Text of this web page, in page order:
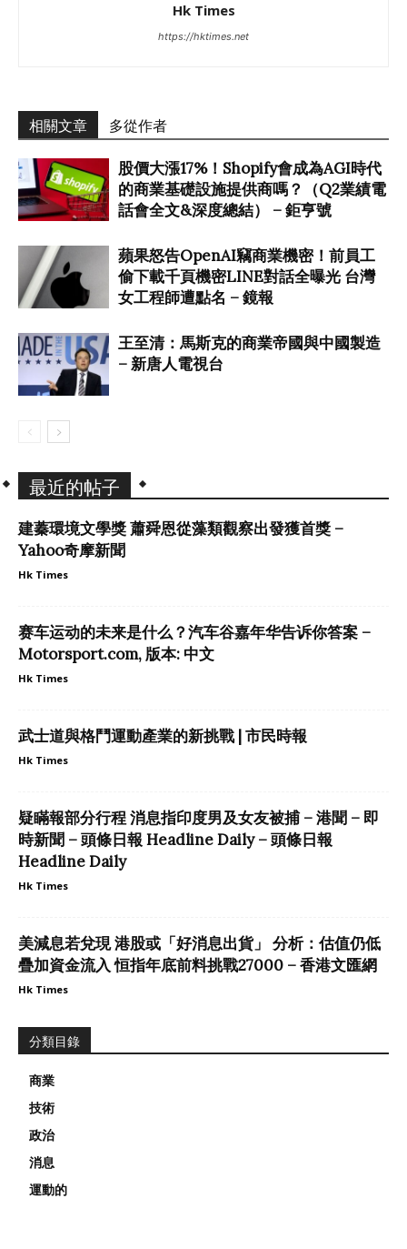
Hk Times
https://hktimes.net
相關文章 多從作者
股價大漲17%！Shopify會成為AGI時代
的商業基礎設施提供商嗎？（Q2業績電
話會全文&深度總結） – 鉅亨號
蘋果怒告OpenAI竊商業機密！前員工
偷下載千頁機密LINE對話全曝光 台灣
女工程師遭點名 – 鏡報
王至清：馬斯克的商業帝國與中國製造
– 新唐人電視台
最近的帖子
建蓁環境文學獎 蕭舜恩從藻類觀察出發獲首獎 –
Yahoo奇摩新聞
Hk Times
赛车运动的未来是什么？汽车谷嘉年华告诉你答案 –
Motorsport.com, 版本: 中文
Hk Times
武士道與格鬥運動產業的新挑戰 | 市民時報
Hk Times
疑瞞報部分行程 消息指印度男及女友被捕 – 港聞 – 即
時新聞 – 頭條日報 Headline Daily – 頭條日報
Headline Daily
Hk Times
美減息若兌現 港股或「好消息出貨」 分析：估值仍低
疊加資金流入 恒指年底前料挑戰27000 – 香港文匯網
Hk Times
分類目錄
商業
技術
政治
消息
運動的